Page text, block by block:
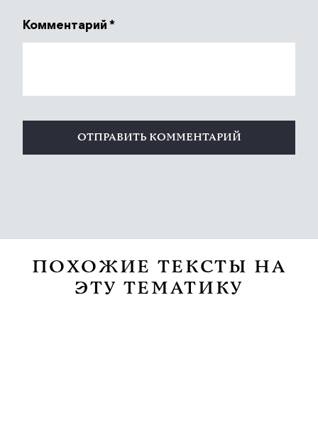
Комментарий *
ПОХОЖИЕ ТЕКСТЫ НА
ЭТУ ТЕМАТИКУ